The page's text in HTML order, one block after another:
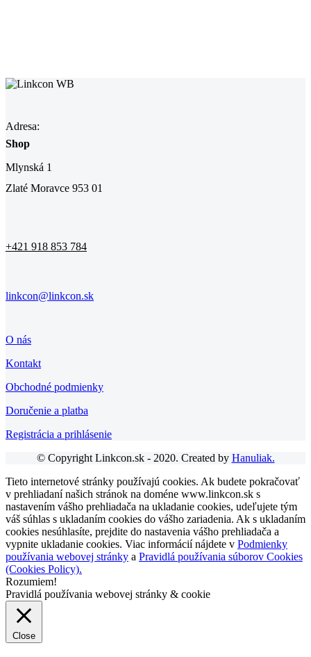
Adresa:
Shop
Mlynská 1
Zlaté Moravce 953 01
+421 918 853 784
linkcon@linkcon.sk
O nás
Kontakt
Obchodné podmienky
Doručenie a platba
Registrácia a prihlásenie
© Copyright Linkcon.sk - 2020. Created by Hanuliak.
Tieto internetové stránky používajú cookies. Ak budete pokračovať
v prehliadaní našich stránok na doméne www.linkcon.sk s
nastavením vášho prehliadača na ukladanie cookies, udeľujete tým
váš súhlas s ukladaním cookies do vášho zariadenia. Ak s ukladaním
cookies nesúhlasíte, prejdite do nastavenia vášho prehliadača a
vypnite ukladanie cookies. Viac informácií nájdete v Podmienky
používania webovej stránky a Pravidlá používania súborov Cookies
(Cookies Policy).
Rozumiem!
Pravidlá používania webovej stránky & cookie
Close